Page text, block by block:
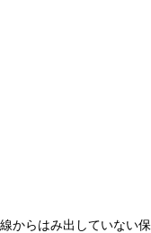
からはみ出していない保